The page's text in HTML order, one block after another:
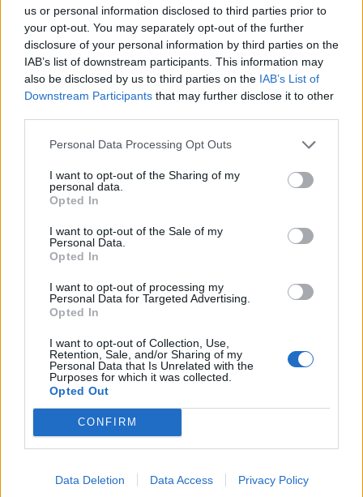
us or personal information disclosed to third parties prior to
your opt-out. You may separately opt-out of the further
disclosure of your personal information by third parties on the
IAB’s list of downstream participants. This information may
also be disclosed by us to third parties on the IAB’s List of
Downstream Participants that may further disclose it to other
Personal Data Processing Opt Outs
I want to opt-out of the Sharing of my
personal data.
Opted In
I want to opt-out of the Sale of my
Personal Data.
Opted In
I want to opt-out of processing my
Personal Data for Targeted Advertising.
Opted In
I want to opt-out of Collection, Use,
Retention, Sale, and/or Sharing of my
Personal Data that Is Unrelated with the
Purposes for which it was collected.
Opted Out
CONFIRM
Data Deletion Data Access Privacy Policy
állniuk a sorból, mert fia meg nem szabadulna a harmadik
kezétől. Soha nem értené meg, hogy neki mennyire
fontos bejutni. Azt sem fogta fel, hogy ilyen eszközzel
nem lehet koncertre járni, mert számára az nem egy
tárgy volt, hanem testének darabja. Ahogy a többit sem
hagyja otthon az ember, úgy ezt sem.
Sajnálta a férjét és sajnálta a fiát is.
– Nem tudom– hangzott a válasz. És valóban nem tudta.
Elrejteni nem lehetett, a táskákba is belenéztek, Zsiga
pedig látványosan fogta, ahogy mindig.
A krumplinyomó attól a pillanattól sorban állt egy punk
koncertre.
A biztonsági őr ellentétben a kinézetével, jámbor arccal
végezte a munkáját.Olyan tekintete volt, mint egy
nagyra nőtt csecsemőnek. Amikor meglátta őket, felhúzta
a szemöldökét.